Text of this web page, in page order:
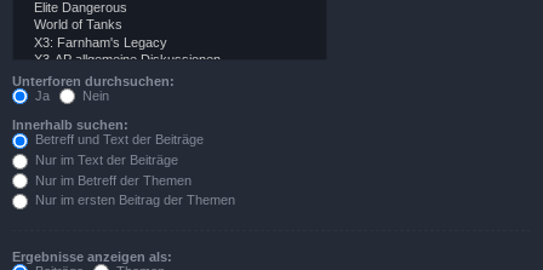
Unterforen durchsuchen:
Ja
Nein
Innerhalb suchen:
Betreff und Text der Beiträge
Nur im Text der Beiträge
Nur im Betreff der Themen
Nur im ersten Beitrag der Themen
Ergebnisse anzeigen als: